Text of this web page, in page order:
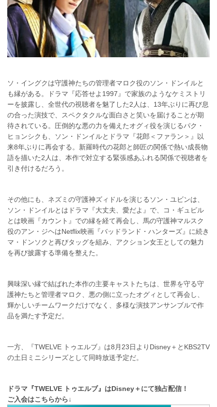
ソ・イングクは守護神たちの管理者マロク役のソン・ドンイルと
も縁がある。ドラマ『応答せよ1997』で家族のようなケミストリ
ーを披露し、全世代の視聴者を魅了した2人は、13年ぶりに再び息
の合った演技で、スペクタクルな面白さと笑いを届けることが期
待されている。圧倒的な悪の力を備えたオグィ役を演じるパク・
ヒョンシクも、ソン・ドンイルとドラマ『花郎＜ファラン＞』以
来8年ぶりに再会する。新羅時代の花郎と師匠の関係で熱い成長物
語を描いた2人は、本作で対立する緊張感あふれる関係で視聴者を
引き付けるだろう。
その他にも、ネズミの守護神ズィドルを演じるソン・ユビンは、
ソン・ドンイルとはドラマ『大丈夫、愛だよ』で、コ・ギュピル
とは映画『カウント』での縁を経て再会し、馬の守護神マルスク
役のアン・ジヘはNetflix映画『バッドランド・ハンターズ』に続き
マ・ドンソクと再びタッグを組み、アクション女王としての魅力
を再び披露する準備を整えた。
興味深い縁で結ばれた本作の主要キャストたちは、世界を守る守
護神たちと管理者マロク、悪の側に立ったオグィとして再会し、
輝かしいチームワークだけでなく、多様な演技アンサンブルで作
品を満たす予定だ。
一方、『TWELVE トゥエルブ』は8月23日よりDisney＋とKBS2TV
の土日ミニシリーズとして同時放送予定だ。
ドラマ『TWELVE トゥエルブ』はDisney＋にて独占配信！
ご入会はこちらから↓